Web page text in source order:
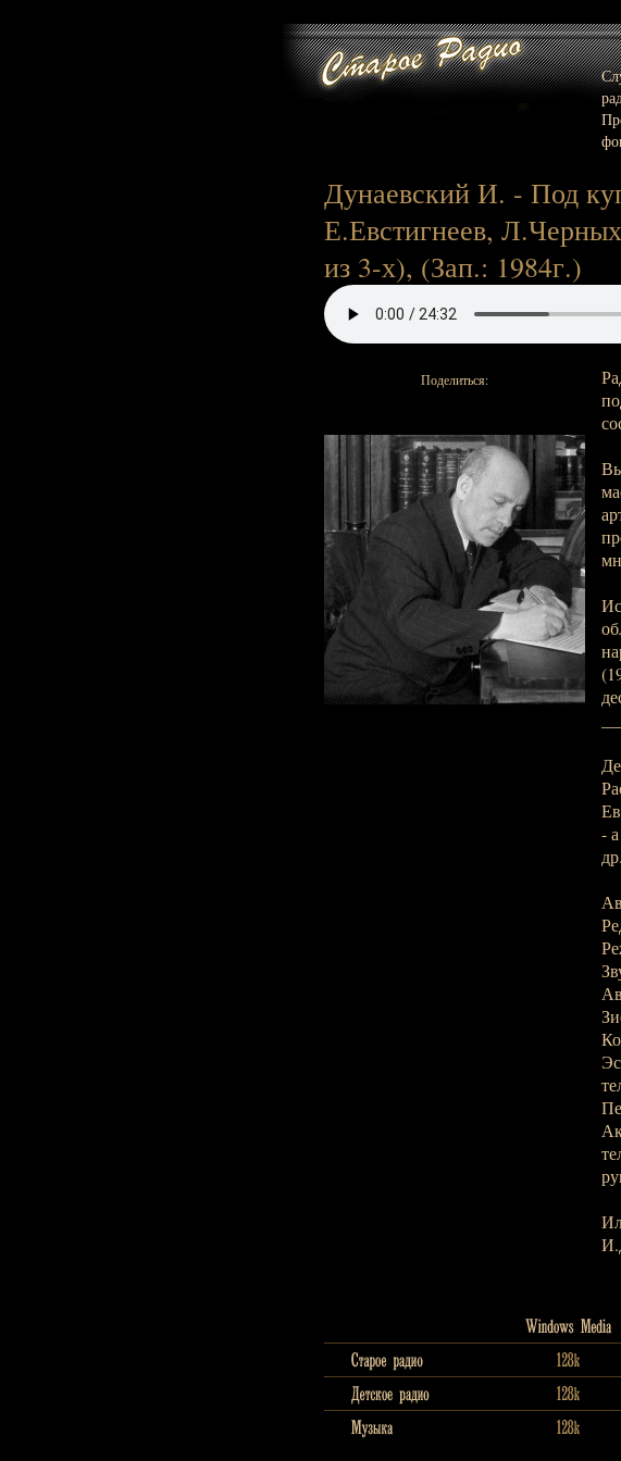
Дунаевский И. - Под
Е.Евстигнеев,
из 3-х), (Зап.: 1984г.)
Поделиться:
-
др.